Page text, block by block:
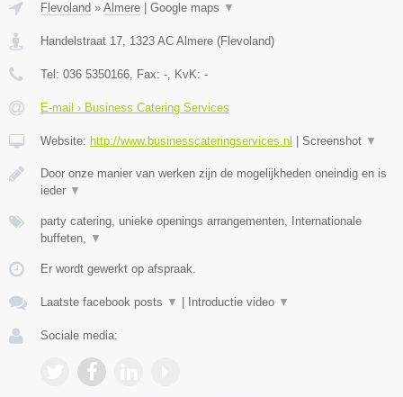
Flevoland » Almere Google maps ▼
Handelstraat 17, 1323 AC Almere (Flevoland)
Tel: 036 5350166, Fax: -, KvK: -
E-mail › Business Catering Services
Website: http://www.businesscateringservices.nl Screenshot ▼
Door onze manier van werken zijn de mogelijkheden oneindig en is
ieder ▼
party catering, unieke openings arrangementen, Internationale
buffeten, ▼
Er wordt gewerkt op afspraak.
Laatste facebook posts ▼ Introductie video ▼
Sociale media: